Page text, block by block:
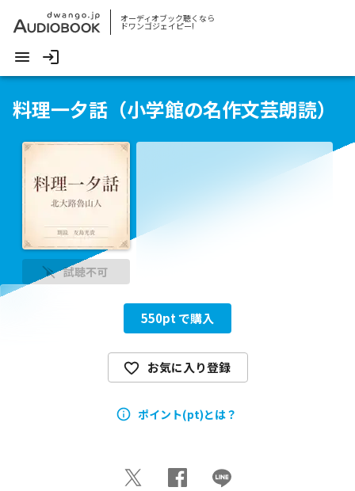
オーディオブック聴くなら
ドワンゴジェイピー!
料理一夕話（小学館の名作文芸朗読）
試聴不可
550pt で購入
お気に入り登録
ポイント(pt)とは？